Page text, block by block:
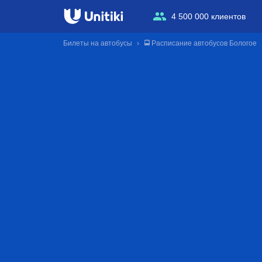
4 500 000 клиентов
Билеты на автобусы 🚍 Расписание автобусов Бологое